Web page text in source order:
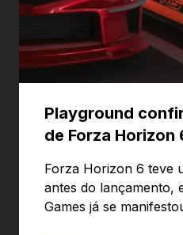
Playground
de Forza Horizon
Forza Horizon 6 teve
antes do lançamento,
Games já se